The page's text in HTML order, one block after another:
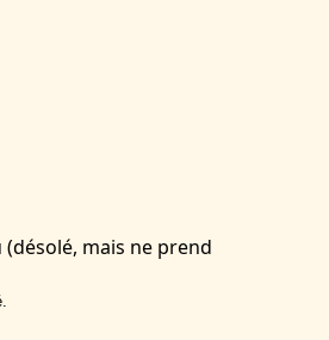
mais ne prend